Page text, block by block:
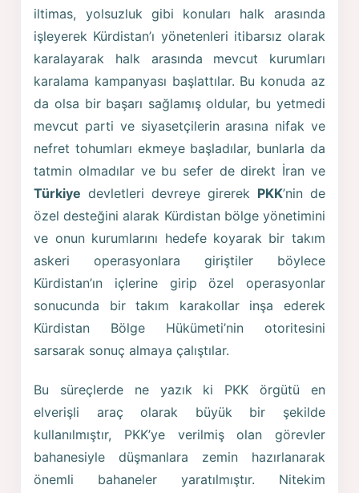
iltimas, yolsuzluk gibi konuları halk arasında
işleyerek Kürdistan’ı yönetenleri itibarsız olarak
karalayarak halk arasında mevcut kurumları
karalama kampanyası başlattılar. Bu konuda az
da olsa bir başarı sağlamış oldular, bu yetmedi
mevcut parti ve siyasetçilerin arasına nifak ve
nefret tohumları ekmeye başladılar, bunlarla da
tatmin olmadılar ve bu sefer de direkt İran ve
Türkiye devletleri devreye girerek PKK’nin de
özel desteğini alarak Kürdistan bölge yönetimini
ve onun kurumlarını hedefe koyarak bir takım
askeri operasyonlara giriştiler böylece
Kürdistan’ın içlerine girip özel operasyonlar
sonucunda bir takım karakollar inşa ederek
Kürdistan Bölge Hükümeti’nin otoritesini
sarsarak sonuç almaya çalıştılar.
Bu süreçlerde ne yazık ki PKK örgütü en
elverişli araç olarak büyük bir şekilde
kullanılmıştır, PKK’ye verilmiş olan görevler
bahanesiyle düşmanlara zemin hazırlanarak
önemli bahaneler yaratılmıştır. Nitekim